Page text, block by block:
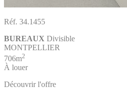
Réf. 34.1455
BUREAUX Divisible
MONTPELLIER
706m2
À louer
Découvrir l'offre